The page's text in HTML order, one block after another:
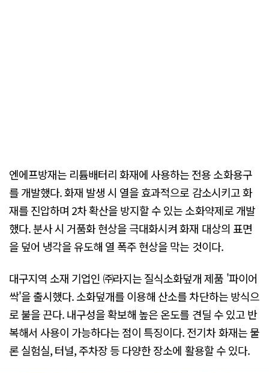
엔에프방재는 리튬배터리 화재에 사용하는 전용 소화용구
를 개발했다. 화재 발생 시 열을 효과적으로 감소시키고 화
재를 진압하며 2차 확산을 방지할 수 있는 소화약제로 개발
했다. 분사 시 거품화 현상을 극대화시켜 화재 대상의 표면
을 덮어 냉각을 유도해 열 폭주 현상을 막는 것이다.
대구지역 소재 기업인 ㈜라지는 질식소화덮개 제품 '파이어
싹'을 출시했다. 소화덮개를 이용해 산소를 차단하는 방식으
로 불을 끈다. 내구성을 확보해 높은 온도를 견딜 수 있고 반
복해서 사용이 가능하다는 점이 특징이다. 전기차 화재는 물
론 실험실, 터널, 주차장 등 다양한 장소에 활용할 수 있다.